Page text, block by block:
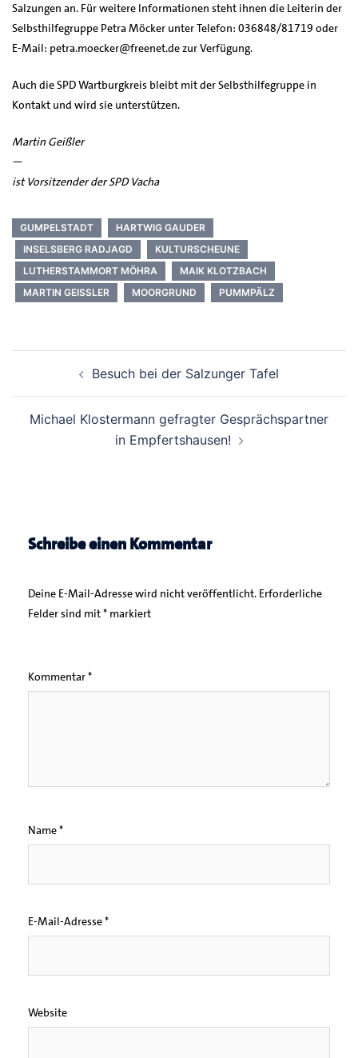
Salzungen an. Für weitere Informationen steht ihnen die Leiterin der
Selbsthilfegruppe Petra Möcker unter Telefon: 036848/81719 oder
E-Mail: petra.moecker@freenet.de zur Verfügung.
Auch die SPD Wartburgkreis bleibt mit der Selbsthilfegruppe in
Kontakt und wird sie unterstützen.
Martin Geißler
—
ist Vorsitzender der SPD Vacha
GUMPELSTADT
HARTWIG GAUDER
INSELSBERG RADJAGD
KULTURSCHEUNE
LUTHERSTAMMORT MÖHRA
MAIK KLOTZBACH
MARTIN GEISSLER
MOORGRUND PUMMPÄLZ
NavigationBesuch bei der Salzunger Tafel
Michael Klostermann gefragter Gesprächspartner
in Empfertshausen!
Schreibe einen Kommentar
Deine E-Mail-Adresse wird nicht veröffentlicht. Erforderliche
Felder sind mit* markiert
Kommentar*
Name*
E-Mail-Adresse*
Website